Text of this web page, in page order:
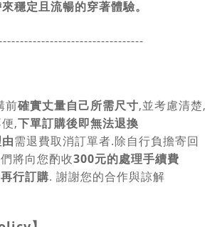
穩定且流暢的穿著體驗。
------
前確實丈量自己所需尺寸,並考慮清楚,
,下單訂購後即無法退換
需退費取消訂單者.除自行負擔寄回
將向您酌收300元的處理手續費
行訂購. 謝謝您的合作與諒解